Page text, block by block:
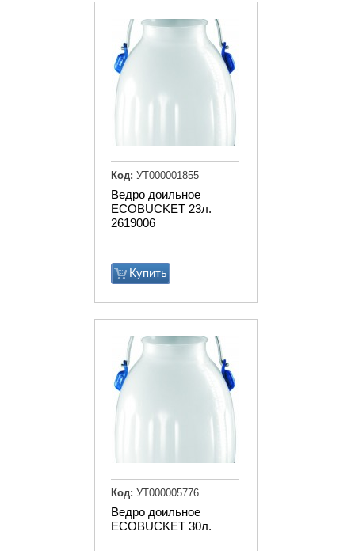
Ведро доильное
ECOBUCKET 23л.
2619006
Купить
Код: УТ000001855
Ведро доильное
ECOBUCKET 30л.
Код: УТ000005776